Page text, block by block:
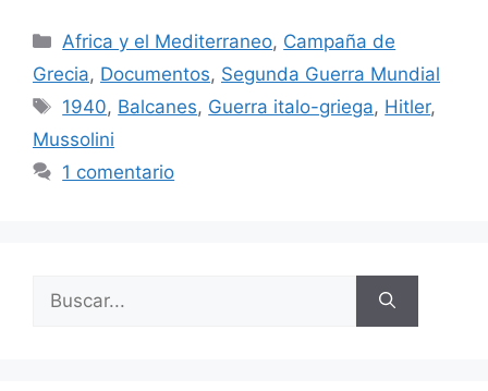
Categorías
Africa y el Mediterraneo, Campaña de
Grecia, Documentos, Segunda Guerra Mundial
Etiquetas
1940, Balcanes, Guerra italo-griega, Hitler,
Mussolini
1 comentario